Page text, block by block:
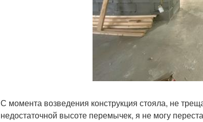
С момента возведения конструкция стояла, не
недостаточной высоте перемычек, я не могу